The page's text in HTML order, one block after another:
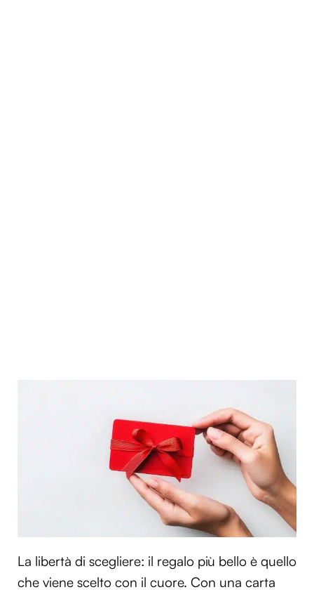
La libertà di scegliere: il regalo più bello è quello
che viene scelto con il cuore. Con una carta